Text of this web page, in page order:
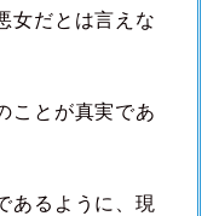
女だとは言えな
ことが真実であ
あるように、現